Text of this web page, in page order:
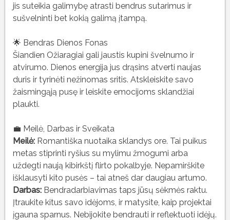
jis suteikia galimybę atrasti bendrus sutarimus ir
sušvelninti bet kokią galimą įtampą.
🌟 Bendras Dienos Fonas
Šiandien Ožiaragiai gali jaustis kupini švelnumo ir
atvirumo. Dienos energija jus drąsins atverti naujas
duris ir tyrinėti nežinomas sritis. Atskleiskite savo
žaismingąją pusę ir leiskite emocijoms sklandžiai
plaukti.
💼 Meilė, Darbas ir Sveikata
Meilė:Romantiška nuotaika sklandys ore. Tai puikus
metas stiprinti ryšius su mylimu žmogumi arba
uždegti naują kibirkštį flirto pokalbyje. Nepamirškite
išklausyti kito pusės – tai atneš dar daugiau artumo.
Darbas:Bendradarbiavimas taps jūsų sėkmės raktu.
Įtraukite kitus savo idėjoms, ir matysite, kaip projektai
įgauna sparnus. Nebijokite bendrauti ir reflektuoti idėjų.